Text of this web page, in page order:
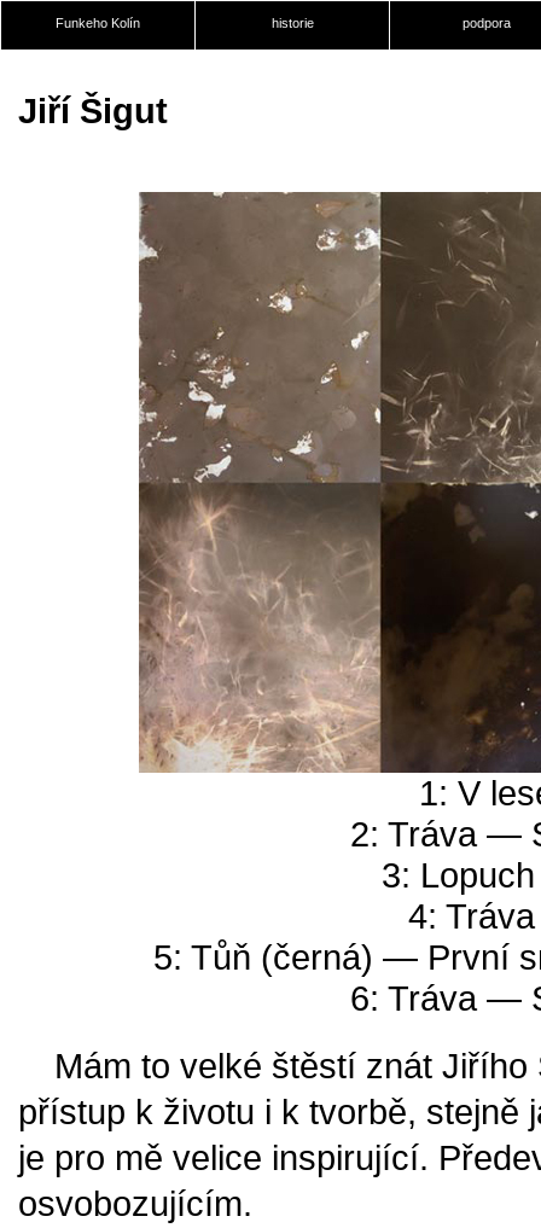
Funkeho Kolín historie podpora
Jiří Šigut
1: V
2: Tráva —
3:
4:
5: Tůň (černá) — První
6: Tráva —
Mám to velké štěstí znát Jiřího
přístup k životu i k tvorbě, stejně
je pro mě velice inspirující.
osvobozujícím.